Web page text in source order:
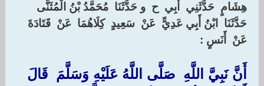
هِشَامٍ ‏ ‏حَدَّثَنِي ‏ ‏أَبِي ‏ ‏ح ‏ ‏و حَدَّثَنَا ‏ ‏مُحَمَّدُ بْنُ الْمُثَنَّى ‏
‏حَدَّثَنَا ‏ ‏ابْنُ أَبِي عَدِيٍّ ‏ ‏عَنْ ‏ ‏سَعِيدٍ ‏ ‏كِلَاهُمَا ‏ ‏عَنْ ‏ ‏قَتَادَةَ ‏
‏عَنْ ‏ ‏أَنَسٍ :‏
أَنَّ نَبِيَّ اللَّهِ ‏ ‏صَلَّى اللَّهُ عَلَيْهِ وَسَلَّمَ ‏ ‏قَالَ